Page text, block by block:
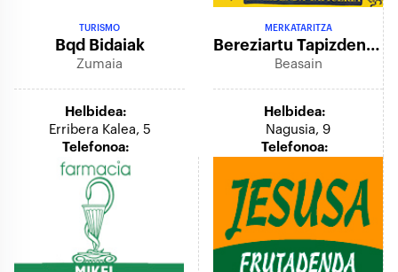
TURISMO
Bqd Bidaiak
Zumaia
Helbidea:
Erribera Kalea, 5
Telefonoa:
MERKATARITZA
Bereziartu Tapizdenda
Beasain
Helbidea:
Nagusia, 9
Telefonoa: